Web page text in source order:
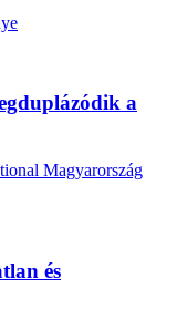
a
Magyarország
és